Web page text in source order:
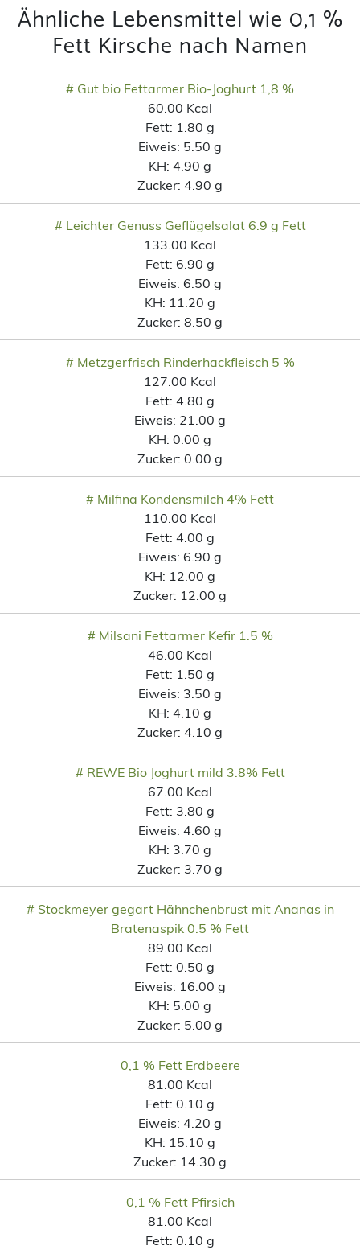
Ähnliche Lebensmittel wie 0,1 %
Fett Kirsche nach Namen
# Gut bio Fettarmer Bio-Joghurt 1,8 %
60.00 Kcal
Fett: 1.80 g
Eiweis: 5.50 g
KH: 4.90 g
Zucker: 4.90 g
# Leichter Genuss Geflügelsalat 6.9 g Fett
133.00 Kcal
Fett: 6.90 g
Eiweis: 6.50 g
KH: 11.20 g
Zucker: 8.50 g
# Metzgerfrisch Rinderhackfleisch 5 %
127.00 Kcal
Fett: 4.80 g
Eiweis: 21.00 g
KH: 0.00 g
Zucker: 0.00 g
# Milfina Kondensmilch 4% Fett
110.00 Kcal
Fett: 4.00 g
Eiweis: 6.90 g
KH: 12.00 g
Zucker: 12.00 g
# Milsani Fettarmer Kefir 1.5 %
46.00 Kcal
Fett: 1.50 g
Eiweis: 3.50 g
KH: 4.10 g
Zucker: 4.10 g
# REWE Bio Joghurt mild 3.8% Fett
67.00 Kcal
Fett: 3.80 g
Eiweis: 4.60 g
KH: 3.70 g
Zucker: 3.70 g
# Stockmeyer gegart Hähnchenbrust mit Ananas in
Bratenaspik 0.5 % Fett
89.00 Kcal
Fett: 0.50 g
Eiweis: 16.00 g
KH: 5.00 g
Zucker: 5.00 g
0,1 % Fett Erdbeere
81.00 Kcal
Fett: 0.10 g
Eiweis: 4.20 g
KH: 15.10 g
Zucker: 14.30 g
0,1 % Fett Pfirsich
81.00 Kcal
Fett: 0.10 g